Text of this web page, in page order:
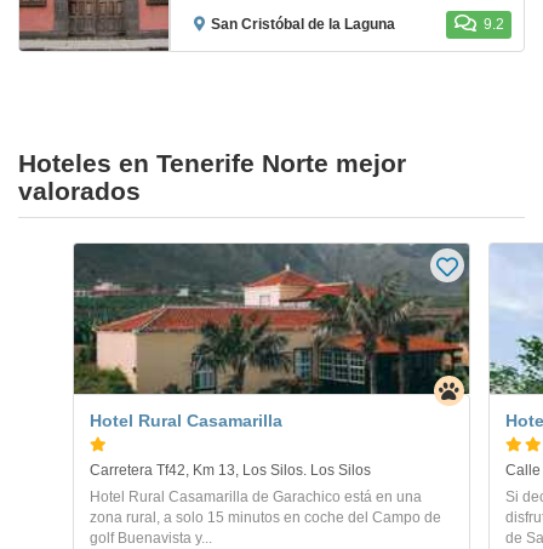
San Cristóbal de la Laguna 9.2
Hoteles en Tenerife Norte mejor
valorados
Hotel Rural Casamarilla
Carretera Tf42, Km 13, Los Silos. Los Silos
Hotel Rural Casamarilla de Garachico está en una
zona rural, a solo 15 minutos en coche del Campo de
golf Buenavista y...
Calle
Si
de